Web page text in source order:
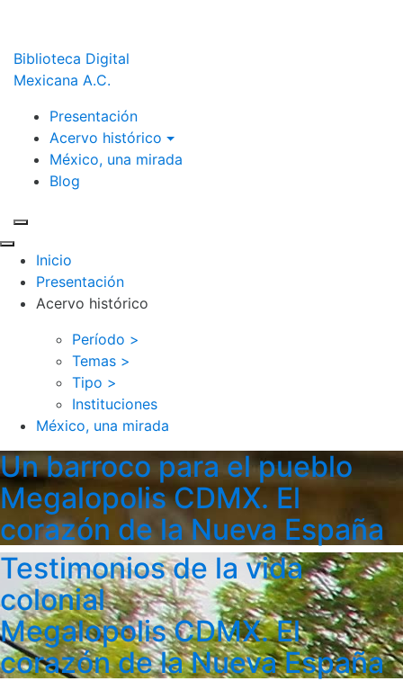
Biblioteca Digital
Mexicana A.C.
Presentación
Acervo histórico
México, una mirada
Blog
Inicio
Presentación
Acervo histórico
Período >
Temas >
Tipo >
Instituciones
México, una mirada
Un barroco para el pueblo
Megalopolis CDMX. El
corazón de la Nueva España
Testimonios de la vida
colonial
Megalopolis CDMX. El
corazón de la Nueva España